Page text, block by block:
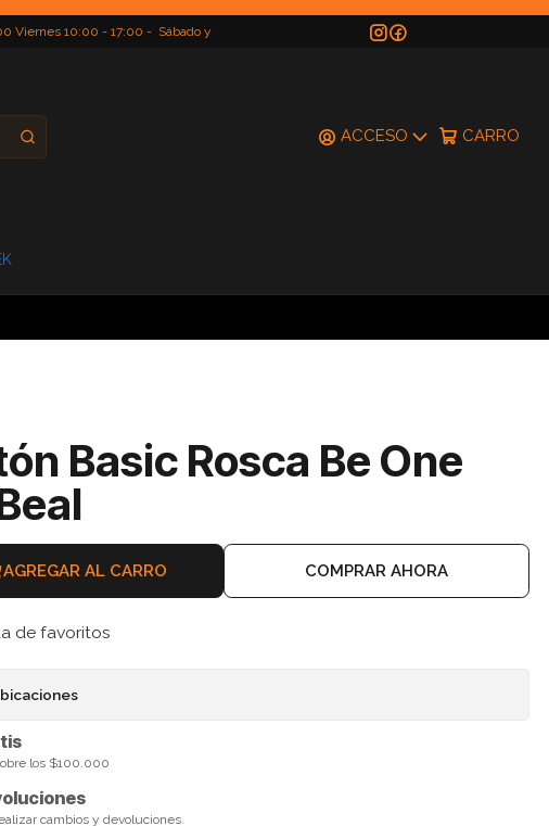
Viernes 10:00 - 17:00 - Sábado y
ACCESO CARRO
Basic Rosca Be One
AGREGAR AL CARRO COMPRAR AHORA
de favoritos
los $100.000
cambios y devoluciones.